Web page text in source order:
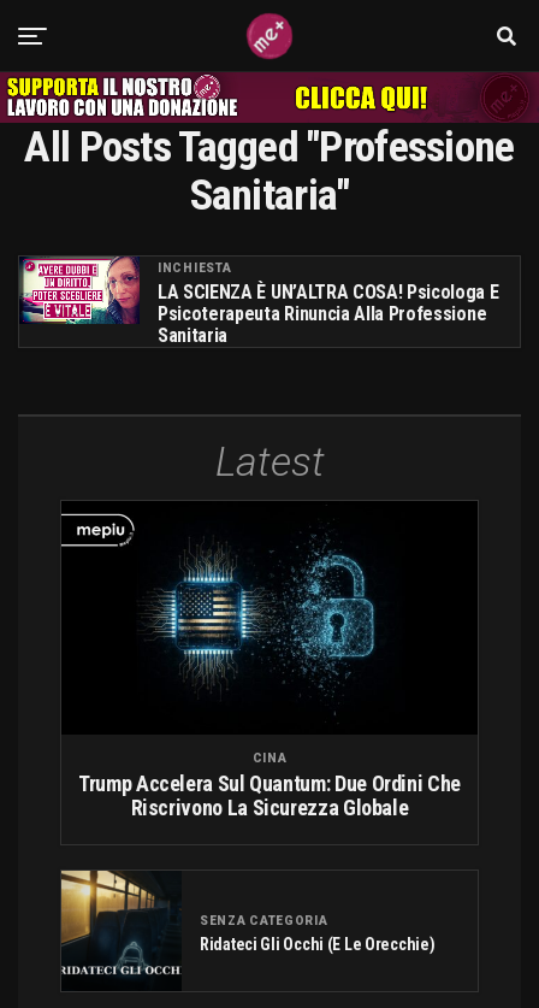
All Posts Tagged "professione
Sanitaria"
INCHIESTA
LA SCIENZA È UN’ALTRA COSA! Psicologa E
Psicoterapeuta Rinuncia Alla Professione
Sanitaria
Latest
CINA
Trump Accelera Sul Quantum: Due Ordini Che
Riscrivono La Sicurezza Globale
SENZA CATEGORIA
Ridateci Gli Occhi (e Le Orecchie)